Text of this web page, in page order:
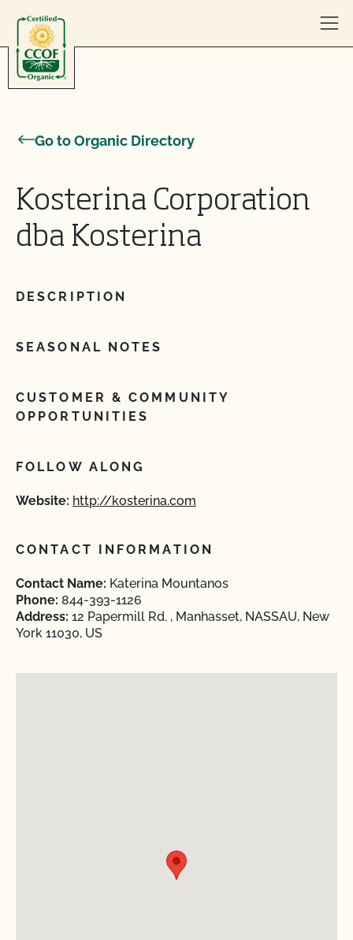
Go to Organic Directory
Kosterina Corporation
dba Kosterina
DESCRIPTION
SEASONAL NOTES
CUSTOMER & COMMUNITY
OPPORTUNITIES
FOLLOW ALONG
Website: http://kosterina.com
CONTACT INFORMATION
Contact Name: Katerina Mountanos
Phone: 844-393-1126
Address: 12 Papermill Rd. , Manhasset, NASSAU, New
York 11030, US